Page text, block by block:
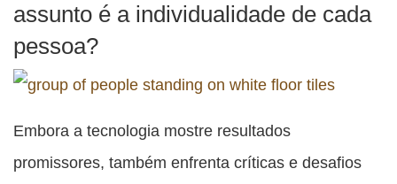
assunto é a individualidade de cada
pessoa?
Embora a tecnologia mostre resultados
promissores, também enfrenta críticas e desafios